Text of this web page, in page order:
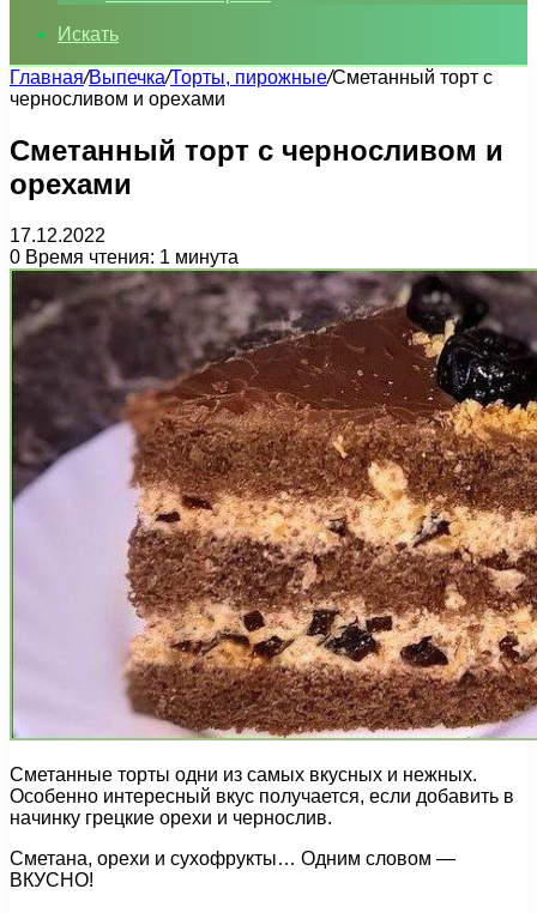
Искать
Главная/Выпечка/Торты, пирожные/Сметанный торт с
черносливом и орехами
Сметанный торт с черносливом и
орехами
17.12.2022
0 Время чтения: 1 минута
Сметанные торты одни из самых вкусных и нежных.
Особенно интересный вкус получается, если добавить в
начинку грецкие орехи и чернослив.
Сметана, орехи и сухофрукты… Одним словом —
ВКУСНО!